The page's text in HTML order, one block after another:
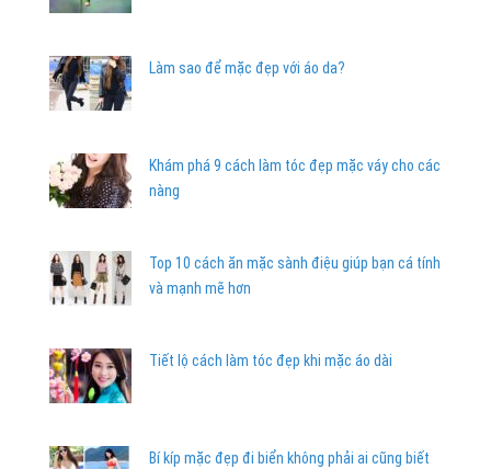
Làm sao để mặc đẹp với áo da?
Khám phá 9 cách làm tóc đẹp mặc váy cho các
nàng
Top 10 cách ăn mặc sành điệu giúp bạn cá tính
và mạnh mẽ hơn
Tiết lộ cách làm tóc đẹp khi mặc áo dài
Bí kíp mặc đẹp đi biển không phải ai cũng biết